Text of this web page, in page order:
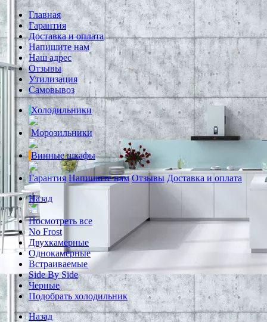
Главная
Гарантия
Доставка и оплата
Напишите нам
Наш адрес
Отзывы
Утилизация
Самовывоз
Холодильники
Морозильники
Винные шкафы
Гарантия Напишите нам Отзывы Доставка и оплата
Назад
Посмотреть все
No Frost
Двухкамерные
Однокамерные
Встраиваемые
Side By Side
Черные
Подобрать холодильник
Назад